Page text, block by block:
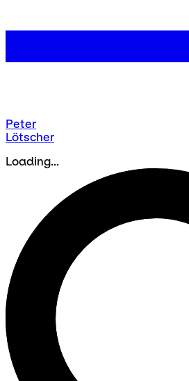
Peter
Lötscher
Loading...